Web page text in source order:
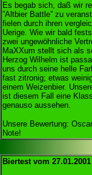
Es begab sich, daß wir
”Altbier Battle” zu
fielen durch ihren
Uerige. Wie wir bald
zwei ungewöhnliche
MaXXum stellt sich als
Herzog Wilhelm ist
uns durch seine helle
fast zitronig; etwas
einem Weizenbier.
ist diesem Fall eine
genauso aussehen.
Unsere Bewertung:
Note!
Biertest vom 27.01.2001